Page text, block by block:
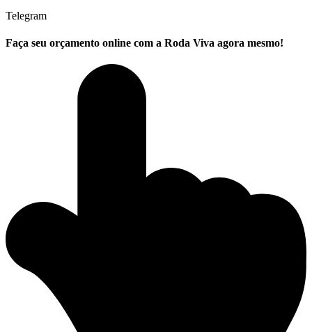
Telegram
Faça seu orçamento online com a Roda Viva agora mesmo!